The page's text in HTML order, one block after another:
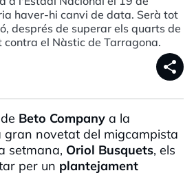
haver-hi canvi de data. Serà tot
després de superar els quarts de
el Nàstic de Tarragona.
share
Beto Company a la
gran novetat del migcampista
setmana, Oriol Busquets, els
per un plantejament